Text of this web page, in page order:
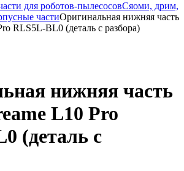
для роботов-пылесосовСяоми, дрим,
частиОригинальная нижняя часть
RLS5L-BL0 (деталь с разбора)
нижняя часть
L10 Pro
(деталь с